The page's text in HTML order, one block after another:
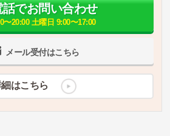
メール受付はこちら
話でお問い合わせ
〜20:00 土曜日 9:00〜17:00
はこちら